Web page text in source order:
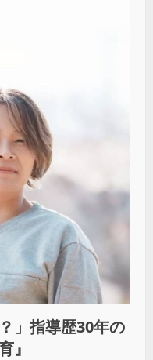
」指導歴30年の
』